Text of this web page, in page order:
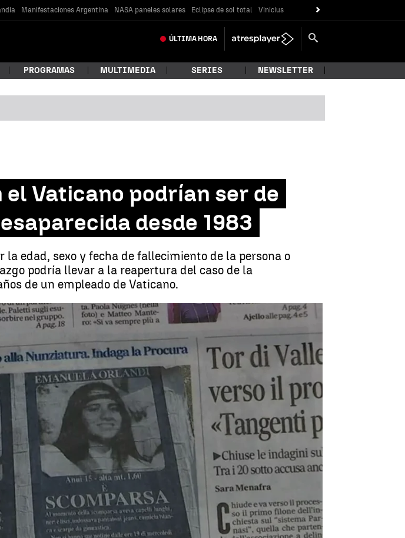
Manifestaciones Argentina NASA paneles solares Eclipse de sol total Vinicius
ÚLTIMA HORA
PROGRAMAS MULTIMEDIA SERIES NEWSLETTER
Vaticano podrían ser de
desde 1983
edad, sexo y fecha de fallecimiento de la persona o
podría llevar a la reapertura del caso de la
de un empleado de Vaticano.
podrían ser de Emanuela Orlandi, la joven desaparecida desde 1983 | antena3noticias.com
WhatsappFacebook
X Linkedin